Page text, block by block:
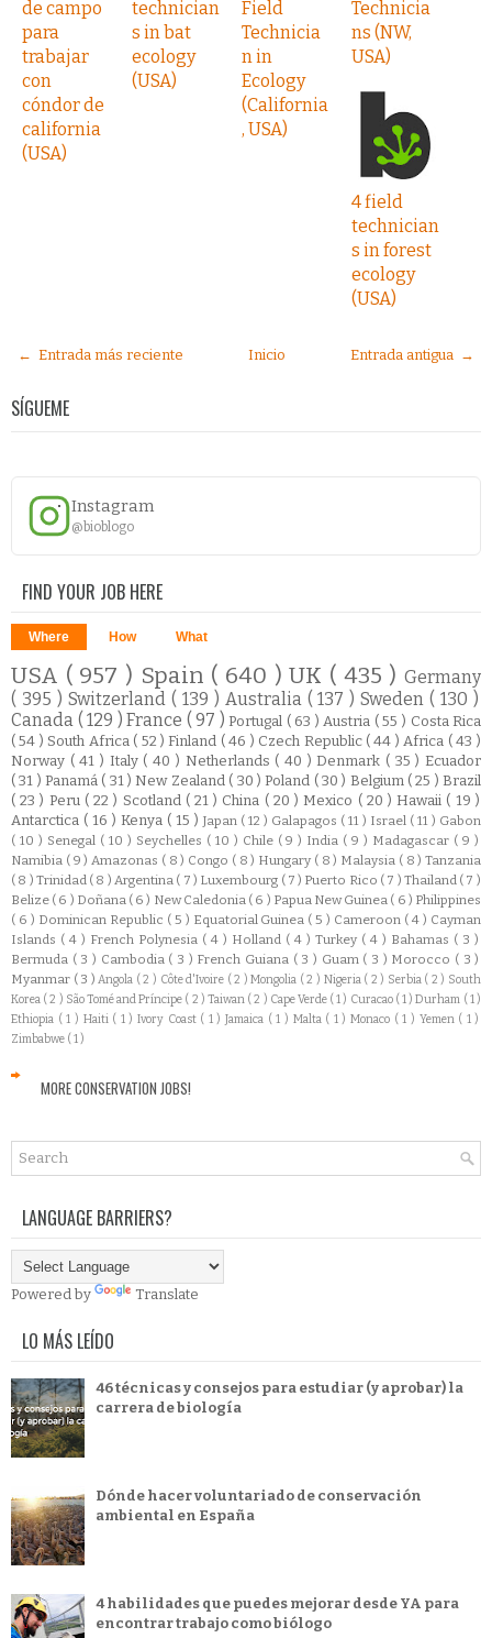
de campo
para
trabajar
con
cóndor de
california
(USA)
technician
s in bat
ecology
(USA)
Field
Technicia
n in
Ecology
(California
, USA)
Technicia
ns (NW,
USA)
4 field
technician
s in forest
ecology
(USA)
← Entrada más reciente Entrada antigua →
Inicio
SÍGUEME
Instagram
@bioblogo
FIND YOUR JOB HERE
Where How What
USA ( 957 ) Spain ( 640 )UK ( 435 )Germany
( 395 ) Switzerland ( 139 ) Australia ( 137 )Sweden( 130 )
Canada ( 129 )France ( 97 )Portugal ( 63 ) Austria ( 55 ) Costa Rica
( 54 ) South Africa ( 52 )Finland ( 46 ) Czech Republic ( 44 ) Africa ( 43 )
Norway ( 41 ) Italy ( 40 ) Netherlands ( 40 )Denmark ( 35 ) Ecuador
( 31 )Panamá ( 31 ) New Zealand ( 30 )Poland ( 30 ) Belgium ( 25 )Brazil
( 23 ) Peru ( 22 ) Scotland ( 21 ) China ( 20 ) Mexico ( 20 )Hawaii ( 19 )
Antarctica ( 16 ) Kenya ( 15 ) Japan ( 12 ) Galapagos ( 11 ) Israel ( 11 ) Gabon
( 10 ) Senegal ( 10 ) Seychelles ( 10 ) Chile ( 9 ) India ( 9 ) Madagascar ( 9 )
Namibia ( 9 ) Amazonas ( 8 ) Congo ( 8 ) Hungary ( 8 ) Malaysia ( 8 ) Tanzania
( 8 ) Trinidad ( 8 )Argentina ( 7 ) Luxembourg ( 7 ) Puerto Rico ( 7 ) Thailand ( 7 )
Belize ( 6 ) Doñana ( 6 ) New Caledonia ( 6 ) Papua New Guinea ( 6 ) Philippines
( 6 ) Dominican Republic ( 5 ) Equatorial Guinea ( 5 ) Cameroon ( 4 ) Cayman
Islands ( 4 ) French Polynesia ( 4 ) Holland ( 4 ) Turkey ( 4 ) Bahamas ( 3 )
Bermuda ( 3 ) Cambodia ( 3 ) French Guiana ( 3 ) Guam ( 3 ) Morocco ( 3 )
Myanmar ( 3 )Angola ( 2 ) Côte d'Ivoire ( 2 )Mongolia ( 2 ) Nigeria ( 2 ) Serbia ( 2 ) South
Korea ( 2 ) São Tomé and Príncipe ( 2 ) Taiwan ( 2 ) Cape Verde ( 1 ) Curacao ( 1 )Durham ( 1 )
Ethiopia ( 1 ) Haiti ( 1 ) Ivory Coast ( 1 )Jamaica ( 1 ) Malta ( 1 )Monaco ( 1 ) Yemen ( 1 )
Zimbabwe ( 1 )
MORE CONSERVATION JOBS!
LANGUAGE BARRIERS?
Powered by Translate
LO MÁS LEÍDO
46 técnicas y consejos para estudiar (y aprobar) la
carrera de biología
Dónde hacer voluntariado de conservación
ambiental en España
4 habilidades que puedes mejorar desde YA para
encontrar trabajo como biólogo